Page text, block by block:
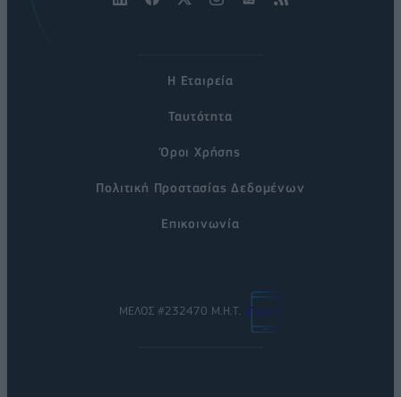
Η Εταιρεία
Ταυτότητα
Όροι Χρήσης
Πολιτική Προστασίας Δεδομένων
Επικοινωνία
ΜΕΛΟΣ #232470 Μ.Η.Τ.